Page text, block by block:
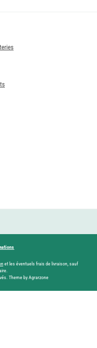
et les éventuels frais de livraison, sauf
Theme by Agrarzone